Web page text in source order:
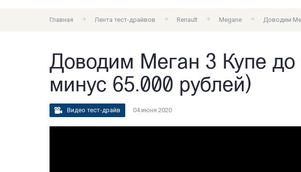
Главная Лента тест-драйвов Renault Megane Доводим
Доводим Меган 3 Купе до
минус 65.000 рублей)
Видео тест-драйв 04 июня 2020